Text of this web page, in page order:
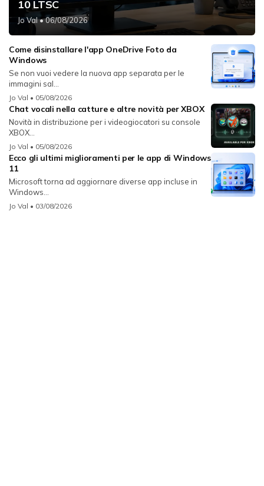
10 LTSC
Jo Val• 06/08/2026
Come disinstallare l'app OneDrive Foto da
Windows
Se non vuoi vedere la nuova app separata per le
immagini sal...
Jo Val • 05/08/2026
Chat vocali nella catture e altre novità per XBOX
Novità in distribuzione per i videogiocatori su console
XBOX...
Jo Val • 05/08/2026
Ecco gli ultimi miglioramenti per le app di Windows
11
Microsoft torna ad aggiornare diverse app incluse in
Windows...
Jo Val • 03/08/2026